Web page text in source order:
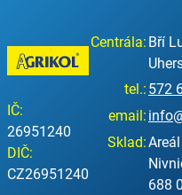
IČ:
26951240
DIČ:
CZ26951240
Centrála: Bří
tel.: 572
email:
Sklad:
688